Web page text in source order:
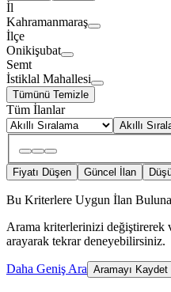
İl
Kahramanmaraş
İlçe
Onikişubat
Semt
İstiklal Mahallesi
Tümünü Temizle
Tüm İlanlar
Akıllı
Fiyatı Düşen Güncel İlan
Bu Kriterlere Uygun İlan
Arama kriterlerinizi değiştirerek
arayarak tekrar deneyebilirsiniz.
Daha Geniş Ara Aramayı Kaydet